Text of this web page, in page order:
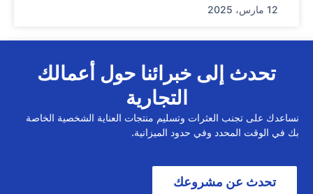
12 مارس، 2025
تحدث إلى خبرائنا حول أعمالك
التجارية
نساعدك على تجنب العثرات وتسليم منتجات العناية الشخصية الخاصة
بك في الوقت المحدد وفي حدود الميزانية.
تحدث عن مشروعك